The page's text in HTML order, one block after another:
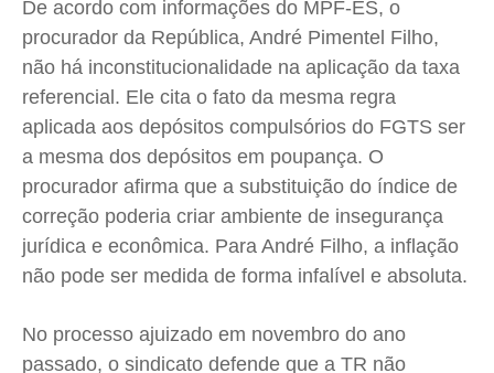
Anuncie
Quem Somos
Termos de Uso
Privacidade
Anuncie
Quem Somos
Termos de Uso
Privacidade
Anuncie
Quem Somos
Termos de Uso
Privacidade
Anuncie
Quem Somos
Termos de Uso
Privacidade
De acordo com informações do MPF-ES, o
procurador da República, André Pimentel Filho,
não há inconstitucionalidade na aplicação da taxa
referencial. Ele cita o fato da mesma regra
aplicada aos depósitos compulsórios do FGTS ser
a mesma dos depósitos em poupança. O
procurador afirma que a substituição do índice de
correção poderia criar ambiente de insegurança
jurídica e econômica. Para André Filho, a inflação
não pode ser medida de forma infalível e absoluta.
No processo ajuizado em novembro do ano
passado, o sindicato defende que a TR não